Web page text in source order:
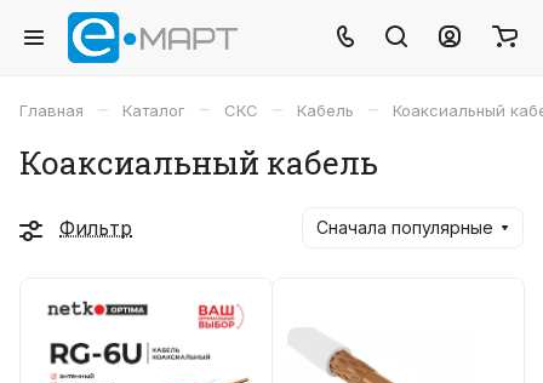
Главная – Каталог – СКС – Кабель – Коаксиальный
Коаксиальный кабель
Фильтр Сначала популярные